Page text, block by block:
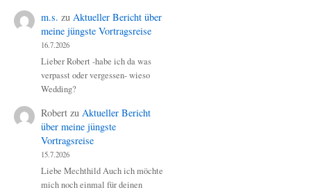
m.s. zu Aktueller Bericht über
meine jüngste Vortragsreise
16.7.2026
Lieber Robert -habe ich da was
verpasst oder vergessen- wieso
Wedding?
Robert zu Aktueller Bericht
über meine jüngste
Vortragsreise
15.7.2026
Liebe Mechthild Auch ich möchte
mich noch einmal für deinen